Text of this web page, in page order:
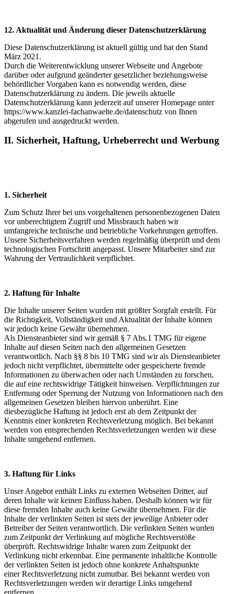
12. Aktualität und Änderung dieser Datenschutzerklärung
Diese Datenschutzerklärung ist aktuell gültig und hat den Stand
März 2021.
Durch die Weiterentwicklung unserer Webseite und Angebote
darüber oder aufgrund geänderter gesetzlicher beziehungsweise
behördlicher Vorgaben kann es notwendig werden, diese
Datenschutzerklärung zu ändern. Die jeweils aktuelle
Datenschutzerklärung kann jederzeit auf unserer Homepage unter
https://www.kanzlei-fachanwaelte.de/datenschutz von Ihnen
abgerufen und ausgedruckt werden.
II. Sicherheit, Haftung, Urheberrecht und Werbung
1. Sicherheit
Zum Schutz Ihrer bei uns vorgehaltenen personenbezogenen Daten
vor unberechtigtem Zugriff und Missbrauch haben wir
umfangreiche technische und betriebliche Vorkehrungen getroffen.
Unsere Sicherheitsverfahren werden regelmäßig überprüft und dem
technologischen Fortschritt angepasst. Unsere Mitarbeiter sind zur
Wahrung der Vertraulichkeit verpflichtet.
2. Haftung für Inhalte
Die Inhalte unserer Seiten wurden mit größter Sorgfalt erstellt. Für
die Richtigkeit, Vollständigkeit und Aktualität der Inhalte können
wir jedoch keine Gewähr übernehmen.
Als Diensteanbieter sind wir gemäß § 7 Abs.1 TMG für eigene
Inhalte auf diesen Seiten nach den allgemeinen Gesetzen
verantwortlich. Nach §§ 8 bis 10 TMG sind wir als Diensteanbieter
jedoch nicht verpflichtet, übermittelte oder gespeicherte fremde
Informationen zu überwachen oder nach Umständen zu forschen,
die auf eine rechtswidrige Tätigkeit hinweisen. Verpflichtungen zur
Entfernung oder Sperrung der Nutzung von Informationen nach den
allgemeinen Gesetzen bleiben hiervon unberührt. Eine
diesbezügliche Haftung ist jedoch erst ab dem Zeitpunkt der
Kenntnis einer konkreten Rechtsverletzung möglich. Bei bekannt
werden von entsprechenden Rechtsverletzungen werden wir diese
Inhalte umgehend entfernen.
3. Haftung für Links
Unser Angebot enthält Links zu externen Webseiten Dritter, auf
deren Inhalte wir keinen Einfluss haben. Deshalb können wir für
diese fremden Inhalte auch keine Gewähr übernehmen. Für die
Inhalte der verlinkten Seiten ist stets der jeweilige Anbieter oder
Betreiber der Seiten verantwortlich. Die verlinkten Seiten wurden
zum Zeitpunkt der Verlinkung auf mögliche Rechtsverstöße
überprüft. Rechtswidrige Inhalte waren zum Zeitpunkt der
Verlinkung nicht erkennbar. Eine permanente inhaltliche Kontrolle
der verlinkten Seiten ist jedoch ohne konkrete Anhaltspunkte
einer Rechtsverletzung nicht zumutbar. Bei bekannt werden von
Rechtsverletzungen werden wir derartige Links umgehend
entfernen.